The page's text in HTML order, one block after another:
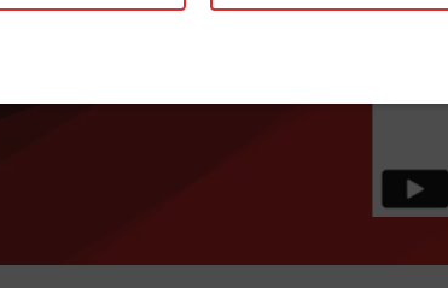
Minuten zusammengefasst.